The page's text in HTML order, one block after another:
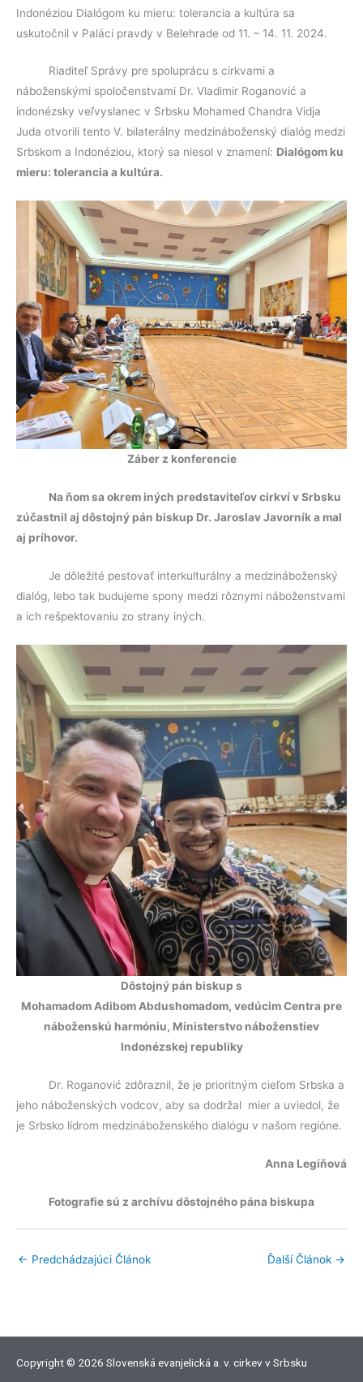
Indonéziou Dialógom ku mieru: tolerancia a kultúra sa
uskutočnil v Paláci pravdy v Belehrade od 11. – 14. 11. 2024.
Riaditeľ Správy pre spoluprácu s cirkvami a
náboženskými spoločenstvami Dr. Vladimir Roganović a
indonézsky veľvyslanec v Srbsku Mohamed Chandra Vidja
Juda otvorili tento V. bilaterálny medzináboženský dialóg medzi
Srbskom a Indonéziou, ktorý sa niesol v znamení: Dialógom ku
mieru: tolerancia a kultúra.
Záber z konferencie
Na ňom sa okrem iných predstaviteľov cirkví v Srbsku
zúčastnil aj dôstojný pán biskup Dr. Jaroslav Javorník a mal
aj príhovor.
Je dôležité pestovať interkulturálny a medzináboženský
dialóg, lebo tak budujeme spony medzi rôznymi náboženstvami
a ich rešpektovaniu zo strany iných.
Dôstojný pán biskup s
Mohamadom Adibom Abdushomadom, vedúcim Centra pre
náboženskú harmóniu, Ministerstvo náboženstiev
Indonézskej republiky
Dr. Roganović zdôraznil, že je prioritným cieľom Srbska a
jeho náboženských vodcov, aby sa dodržal mier a uviedol, že
je Srbsko lídrom medzináboženského dialógu v našom regióne.
Anna Legíňová
Fotografie sú z archívu dôstojného pána biskupa
← Predchádzajúci Článok Ďalší Článok →
Copyright © 2026 Slovenská evanjelická a. v. cirkev v Srbsku